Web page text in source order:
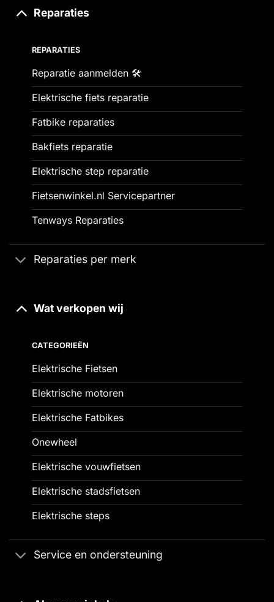
Reparaties
REPARATIES
Reparatie aanmelden 🛠️
Elektrische fiets reparatie
Fatbike reparaties
Bakfiets reparatie
Elektrische step reparatie
Fietsenwinkel.nl Servicepartner
Tenways Reparaties
Reparaties per merk
Wat verkopen wij
CATEGORIEËN
Elektrische Fietsen
Elektrische motoren
Elektrische Fatbikes
Onewheel
Elektrische vouwfietsen
Elektrische stadsfietsen
Elektrische steps
Service en ondersteuning